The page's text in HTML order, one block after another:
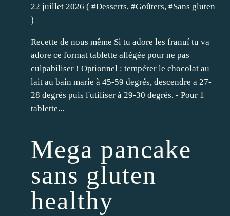
22 juillet 2026 ( #Desserts, #Goûters, #Sans gluten
)
Recette de nous même Si tu adore les franuí tu va
adore ce format tablette allégée pour ne pas
culpabiliser ! Optionnel : tempérer le chocolat au
lait au bain marie à 45-59 degrés, descendre a 27-
28 degrés puis l'utiliser à 29-30 degrés. - Pour 1
tablette...
Mega pancake
sans gluten
healthy